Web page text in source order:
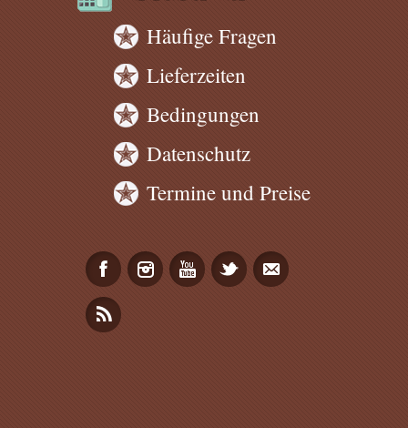
Häufige Fragen
Lieferzeiten
Bedingungen
Datenschutz
Termine und Preise